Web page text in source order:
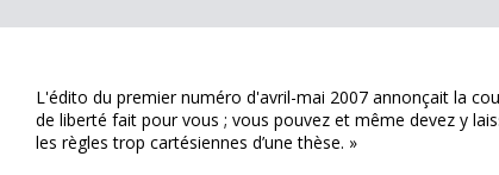
L'édito du premier numéro d'avril-mai 2007 annonçait la
de liberté fait pour vous ; vous pouvez et même devez y
les règles trop cartésiennes d’une thèse. »